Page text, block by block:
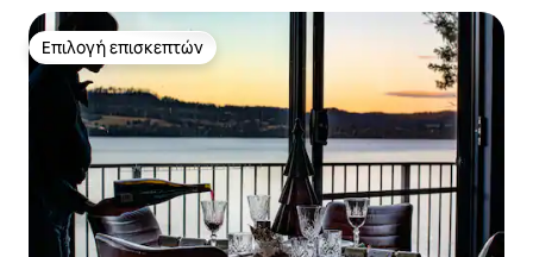
Επιλογή επισκεπτών
Επιλογή επισκεπτών